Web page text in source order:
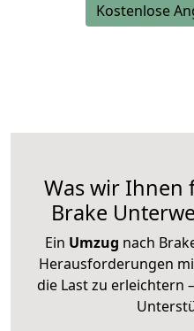
Kostenlose
Was wir Ihnen
Brake
Ein Umzug nach
Herausforderungen
die Last zu erleichtern